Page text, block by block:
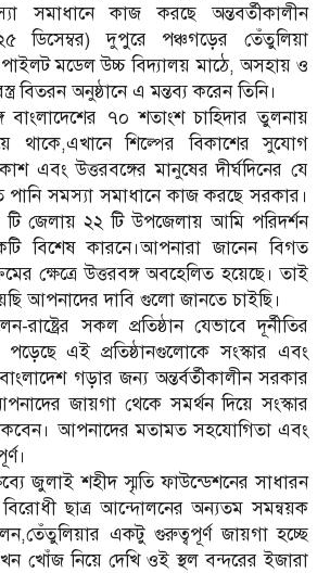
সমাধানে কাজ করছে অন্তবর্তীকালীন
ডিসেম্বর) দুপুরে পঞ্চগড়ের তেঁতুলিয়া
মডেল উচ্চ বিদ্যালয় মাঠে, অসহায় ও
বিতরন অনুষ্ঠানে এ মন্তব্য করেন তিনি।
বাংলাদেশের ৭০ শতাংশ চাহিদার তুলনায়
থাকে,এখানে শিল্পের বিকাশের সুযোগ
এবং উত্তরবঙ্গের মানুষের দীর্ঘদিনের যে
পানি সমস্যা সমাধানে কাজ করছে সরকার।
টি জেলায় ২২ টি উপজেলায় আমি পরিদর্শন
বিশেষ কারনে।আপনারা জানেন বিগত
ক্ষেত্রে উত্তরবঙ্গ অবহেলিত হয়েছে। তাই
আপনাদের দাবি গুলো জানতে চাইছি।
সকল প্রতিষ্ঠান যেভাবে দূর্নীতির
এই প্রতিষ্ঠানগুলোকে সংস্কার এবং
গড়ার জন্য অন্তর্বর্তীকালীন সরকার
জায়গা থেকে সমর্থন দিয়ে সংস্কার
আপনাদের মতামত সহযোগিতা এবং
জুলাই শহীদ স্মৃতি ফাউন্ডেশনের সাধারন
ছাত্র আন্দোলনের অন্যতম সমন্বয়ক
একটু গুরুত্বপূর্ণ জায়গা হচ্ছে
খোঁজ নিয়ে দেখি ওই স্থল বন্দরের ইজারা